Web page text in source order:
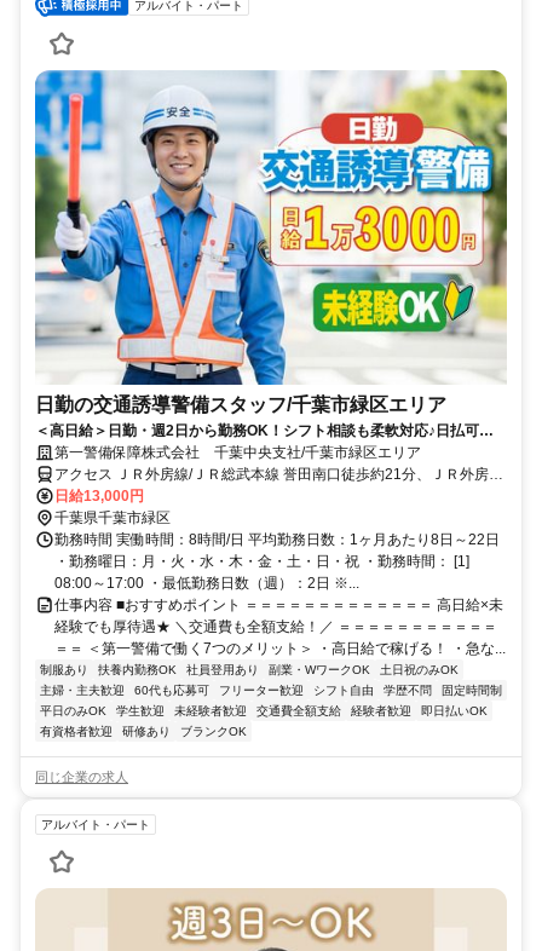
アルバイト・パート
日勤の交通誘導警備スタッフ/千葉市緑区エリア
＜高日給＞日勤・週2日から勤務OK！シフト相談も柔軟対応♪日払可◎
未経験歓迎★
第一警備保障株式会社 千葉中央支社/千葉市緑区エリア
アクセス ＪＲ外房線/ＪＲ総武本線 誉田南口徒歩約21分、ＪＲ外房線/
ＪＲ総武本線 鎌取南口徒歩約33分、京成千原線 おゆみ野北口徒歩約
42分 直行直帰OK＊交通費全額支給＊
日給13,000円
千葉県千葉市緑区
勤務時間 実働時間：8時間/日 平均勤務日数：1ヶ月あたり8日～22日
・勤務曜日：月・火・水・木・金・土・日・祝 ・勤務時間： [1]
08:00～17:00 ・最低勤務日数（週）：2日 ※...
仕事内容 ■おすすめポイント ＝＝＝＝＝＝＝＝＝＝＝＝＝ 高日給×未
経験でも厚待遇★ ＼交通費も全額支給！／ ＝＝＝＝＝＝＝＝＝＝＝
＝＝ ＜第一警備で働く7つのメリット＞ ・高日給で稼げる！ ・急な...
制服あり 扶養内勤務OK 社員登用あり 副業・WワークOK
土日祝のみOK
主婦・主夫歓迎
60代も応募可 フリーター歓迎 シフト自由 学歴不問
固定時間制
平日のみOK
学生歓迎 未経験者歓迎 交通費全額支給 経験者歓迎
即日払いOK
有資格者歓迎
研修あり ブランクOK
同じ企業の求人
アルバイト・パート